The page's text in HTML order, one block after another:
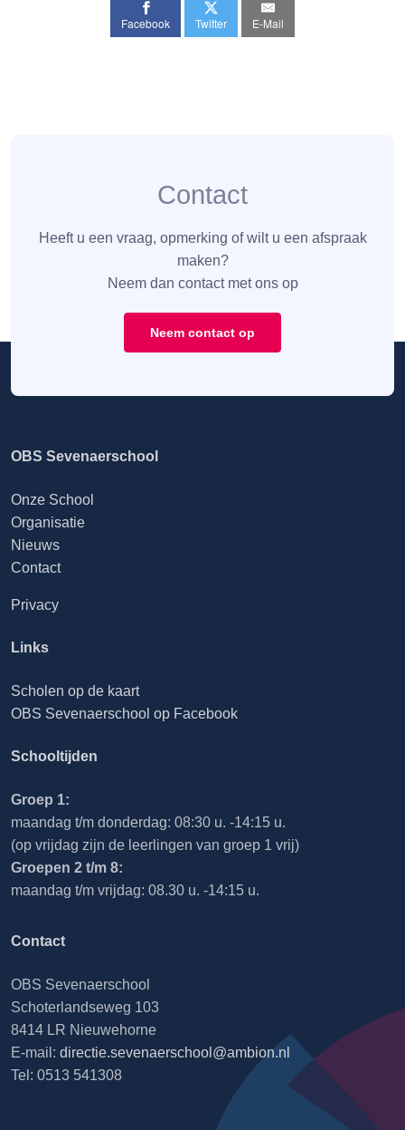
Facebook Twitter E-Mail
Contact
Heeft u een vraag, opmerking of wilt u een afspraak
maken?
Neem dan contact met ons op
Neem contact op
OBS Sevenaerschool
Onze School
Organisatie
Nieuws
Contact
Privacy
Links
Scholen op de kaart
OBS Sevenaerschool op Facebook
Schooltijden
Groep 1:
maandag t/m donderdag: 08:30 u. -14:15 u.
(op vrijdag zijn de leerlingen van groep 1 vrij)
Groepen 2 t/m 8:
maandag t/m vrijdag: 08.30 u. -14:15 u.
Contact
OBS Sevenaerschool
Schoterlandseweg 103
8414 LR Nieuwehorne
E-mail: directie.sevenaerschool@ambion.nl
Tel: 0513 541308